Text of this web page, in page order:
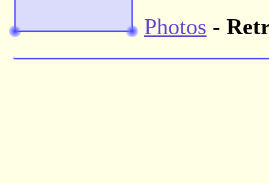
Photos -